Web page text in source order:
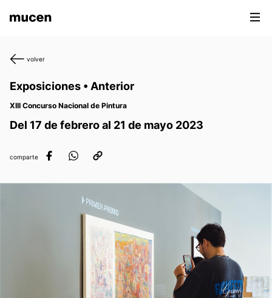
volver
Exposiciones • Anterior
XIII Concurso Nacional de Pintura
Del 17 de febrero al 21 de mayo 2023
comparte